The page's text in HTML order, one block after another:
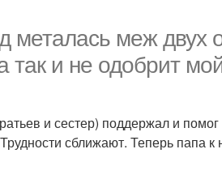
металась меж двух
так и не одобрит
и сестер) поддержал и помог
сближают. Теперь папа к